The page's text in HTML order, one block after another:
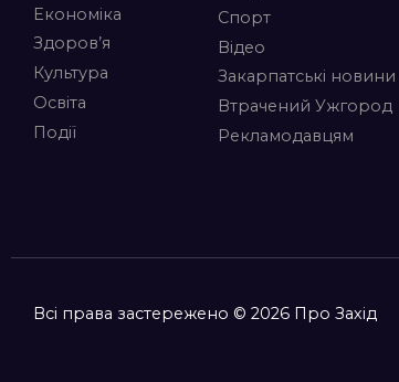
Економіка
Здоров’я
Культура
Освіта
Події
Спорт
Відео
Закарпатські новини
Втрачений Ужгород
Рекламодавцям
Всі права застережено © 2026 Про Захід